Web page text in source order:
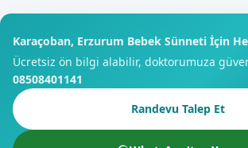
Karaçoban, Erzurum Bebek Sünneti İçin
Ücretsiz ön bilgi alabilir, doktorumuza
08508401141
Randevu Talep Et